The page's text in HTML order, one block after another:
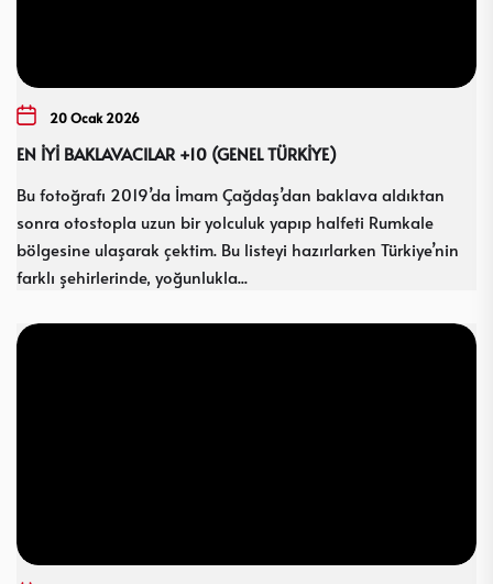
20 Ocak 2026
EN İYİ BAKLAVACILAR +10 (GENEL TÜRKİYE)
Bu fotoğrafı 2019’da İmam Çağdaş’dan baklava aldıktan
sonra otostopla uzun bir yolculuk yapıp halfeti Rumkale
bölgesine ulaşarak çektim. Bu listeyi hazırlarken Türkiye’nin
farklı şehirlerinde, yoğunlukla...